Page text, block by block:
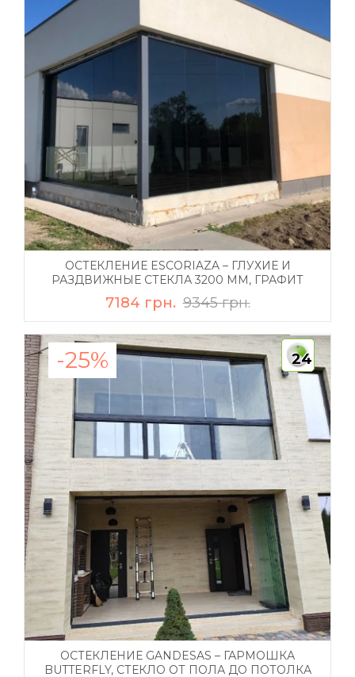
ОСТЕКЛЕНИЕ ESCORIAZA – ГЛУХИЕ И
РАЗДВИЖНЫЕ СТЕКЛА 3200 ММ, ГРАФИТ
7184 грн. 9345 грн.
-25% 24
ОСТЕКЛЕНИЕ GANDESAS – ГАРМОШКА
BUTTERFLY, СТЕКЛО ОТ ПОЛА ДО ПОТОЛКА